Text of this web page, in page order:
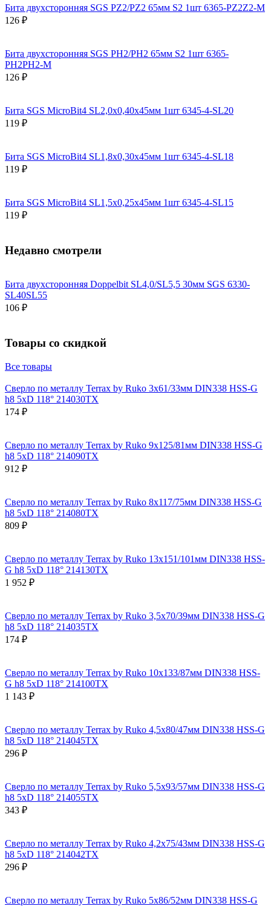
Бита двухсторонняя SGS PZ2/PZ2 65мм S2 1шт 6365-PZ2Z2-M
126 ₽
Бита двухсторонняя SGS PH2/PН2 65мм S2 1шт 6365-
PH2PH2-M
126 ₽
Бита SGS MicroBit4 SL2,0х0,40х45мм 1шт 6345-4-SL20
119 ₽
Бита SGS MicroBit4 SL1,8х0,30х45мм 1шт 6345-4-SL18
119 ₽
Бита SGS MicroBit4 SL1,5х0,25х45мм 1шт 6345-4-SL15
119 ₽
Недавно смотрели
Бита двухсторонняя Doppelbit SL4,0/SL5,5 30мм SGS 6330-
SL40SL55
106 ₽
Товары со скидкой
Все товары
Сверло по металлу Terrax by Ruko 3x61/33мм DIN338 HSS-G
h8 5xD 118° 214030TX
174 ₽
Сверло по металлу Terrax by Ruko 9x125/81мм DIN338 HSS-G
h8 5xD 118° 214090TX
912 ₽
Сверло по металлу Terrax by Ruko 8x117/75мм DIN338 HSS-G
h8 5xD 118° 214080TX
809 ₽
Сверло по металлу Terrax by Ruko 13x151/101мм DIN338 HSS-
G h8 5xD 118° 214130TX
1 952 ₽
Сверло по металлу Terrax by Ruko 3,5x70/39мм DIN338 HSS-G
h8 5xD 118° 214035TX
174 ₽
Сверло по металлу Terrax by Ruko 10x133/87мм DIN338 HSS-
G h8 5xD 118° 214100TX
1 143 ₽
Сверло по металлу Terrax by Ruko 4,5x80/47мм DIN338 HSS-G
h8 5xD 118° 214045TX
296 ₽
Сверло по металлу Terrax by Ruko 5,5x93/57мм DIN338 HSS-G
h8 5xD 118° 214055TX
343 ₽
Сверло по металлу Terrax by Ruko 4,2x75/43мм DIN338 HSS-G
h8 5xD 118° 214042TX
296 ₽
Сверло по металлу Terrax by Ruko 5x86/52мм DIN338 HSS-G